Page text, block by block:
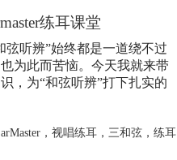
练耳课堂
弦听辨”始终都是一道绕不过
为此而苦恼。今天我就来带
，为“和弦听辨”打下扎实的
， 视唱练耳， 三和弦， 练耳